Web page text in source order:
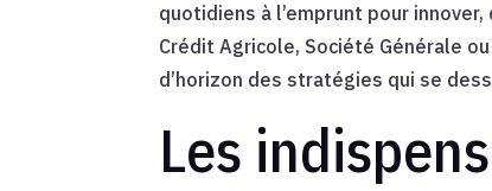
quotidiens à l’emprunt pour
Crédit Agricole, Société Générale
d’horizon des stratégies qui se
Les